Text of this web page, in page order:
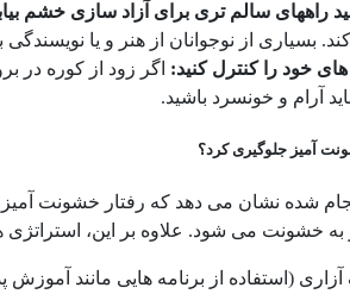
راههای سالم تری برای آزاد سازی خشم
بسیاری از نوجوانان از هنر و یا
خود را کنترل کنید: اگر زود از کوره در
آرام و خونسرد باشید.
آمیز جلوگیری کرد؟
شده نشان می دهد که رفتار خشونت
خشونت می شود. علاوه بر این، استراتژی
(استفاده از برنامه هایی مانند آموزش